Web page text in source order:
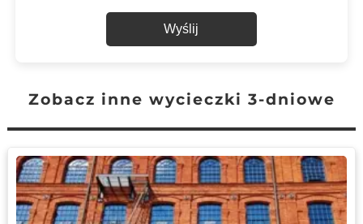
Wyślij
Zobacz inne wycieczki 3-dniowe